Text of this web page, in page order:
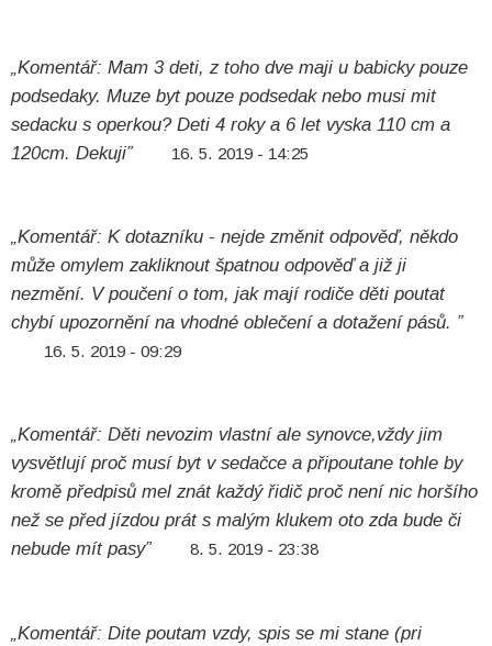
„Komentář: Mam 3 deti, z toho dve maji u babicky pouze
podsedaky. Muze byt pouze podsedak nebo musi mit
sedacku s operkou? Deti 4 roky a 6 let vyska 110 cm a
120cm. Dekuji”
16. 5. 2019 - 14:25
„Komentář: K dotazníku - nejde změnit odpověď, někdo
může omylem zakliknout špatnou odpověď a již ji
nezmění. V poučení o tom, jak mají rodiče děti poutat
chybí upozornění na vhodné oblečení a dotažení pásů. ”
16. 5. 2019 - 09:29
„Komentář: Děti nevozim vlastní ale synovce,vždy jim
vysvětlují proč musí byt v sedačce a připoutane tohle by
kromě předpisů mel znát každý řidič proč není nic horšího
než se před jízdou prát s malým klukem oto zda bude či
nebude mít pasy”
8. 5. 2019 - 23:38
„Komentář: Dite poutam vzdy, spis se mi stane (pri